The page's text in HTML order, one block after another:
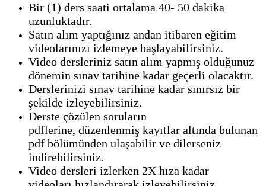
Bir (1) ders saati ortalama 40- 50 dakika
uzunluktadır.
Satın alım yaptığınız andan itibaren eğitim
videolarınızı izlemeye başlayabilirsiniz.
Video dersleriniz satın alım yapmış olduğunuz
dönemin sınav tarihine kadar geçerli olacaktır.
Derslerinizi sınav tarihine kadar sınırsız bir
şekilde izleyebilirsiniz.
Derste çözülen soruların
pdflerine, düzenlenmiş kayıtlar altında bulunan
pdf bölümünden ulaşabilir ve dilerseniz
indirebilirsiniz.
Video dersleri izlerken 2X hıza kadar